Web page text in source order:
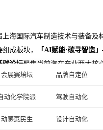
上海国际汽车制造技术与装备及
成板块，
「AI赋能·碳寻智造」
碳论坛聚焦当前汽车产业两大
”指向以人工智能为核心驱动力
会展赛培坛 品牌自定位
动化学院派 驾驶自动化
动感惠民生 设计自动化